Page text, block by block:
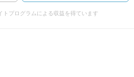
トプログラムによる収益を得ています